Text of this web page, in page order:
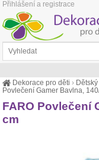
Dekorace pro děti ›
Povlečení Gamer Bavlna,
FARO Povlečení
cm
Přihlášení a registrace